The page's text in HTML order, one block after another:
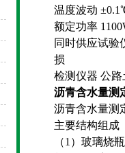
温度波动
额定功率
同时供应试验
损
检测仪器 公
沥青含水量测
沥青含水量测
主要结构组成
（1）玻璃烧